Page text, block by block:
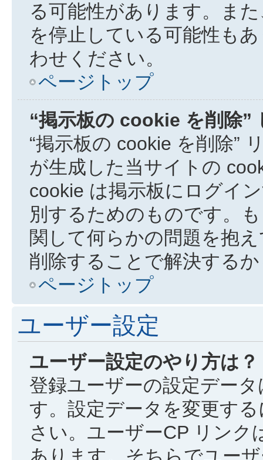
る可能性があります。ま
を停止している可能性も
わせください。
ページトップ
“掲示板の cookie を削除”
“掲示板の cookie を削除”
が生成した当サイトの
cookie は掲示板にログイ
別するためのものです。
関して何らかの問題を抱
削除することで解決する
ページトップ
ユーザー設定
ユーザー設定のやり方は？
登録ユーザーの設定デー
す。設定データを変更す
さい。ユーザーCP リンク
あります。そちらでユー